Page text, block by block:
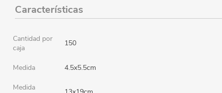
Características
Cantidad por
caja
150
Medida 4.5x5.5cm
Medida